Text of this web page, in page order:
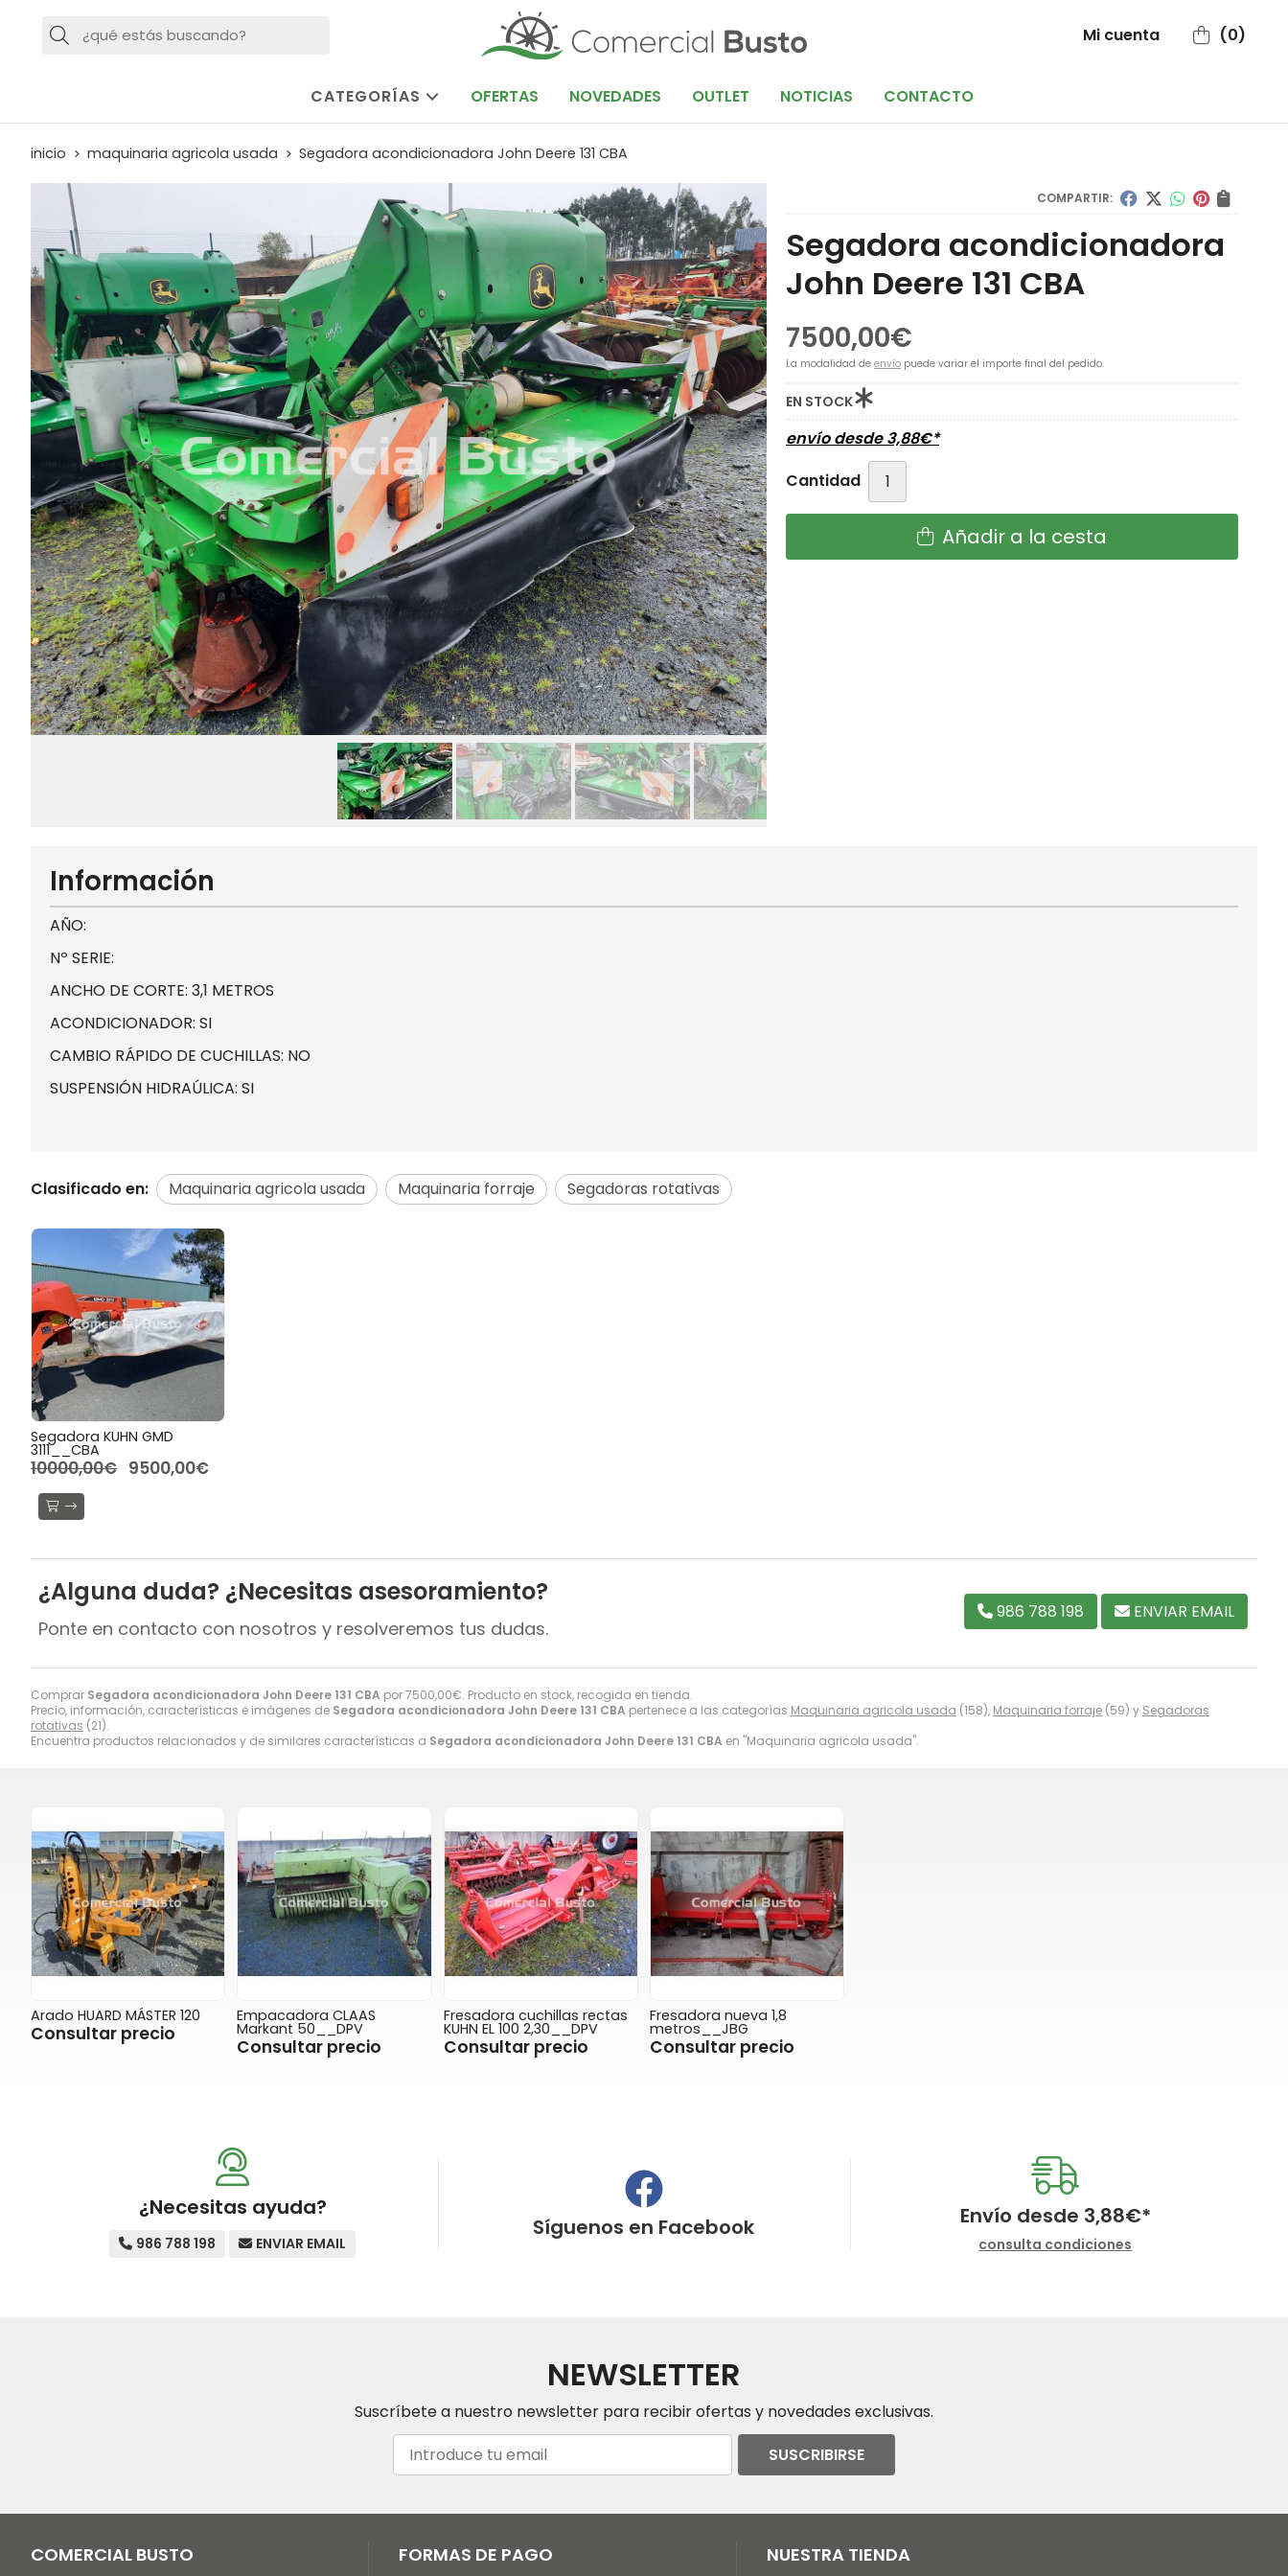
Buscar Mi cuenta 0
CATEGORÍAS OFERTAS NOVEDADES OUTLET NOTICIAS CONTACTO
inicio maquinaria agricola usada Segadora acondicionadora John Deere 131 CBA
COMPARTIR:
Segadora acondicionadora
John Deere 131 CBA
7500,00€
La modalidad de envío puede variar el importe final del pedido.
EN STOCK
envío desde3,88€*
Cantidad
Añadir a la cesta
Comprar Segadora acondicionadora John Deere 131 CBA por7500,00€. Producto en stock, recogida en tienda.
Precio, información, características e imágenes de Segadora acondicionadora John Deere 131 CBA pertenece a las categorías Maquinaria agricola usada (158), Maquinaria forraje (59) y Segadoras
rotativas (21).
Encuentra productos relacionados y de similares características a Segadora acondicionadora John Deere 131 CBA en "Maquinaria agricola usada".
Información
AÑO:
Nº SERIE:
ANCHO DE CORTE: 3,1 METROS
ACONDICIONADOR: SI
CAMBIO RÁPIDO DE CUCHILLAS: NO
SUSPENSIÓN HIDRAÚLICA: SI
Clasificado en: Maquinaria agricola usada Maquinaria forraje Segadoras rotativas
Segadora KUHN GMD
3111__CBA
10000,00€ 9500,00€
¿Alguna duda? ¿Necesitas asesoramiento?
Ponte en contacto con nosotros y resolveremos tus dudas.
986 788 198 ENVIAR EMAIL
Arado HUARD MÁSTER 120
Consultar precio
Empacadora CLAAS
Markant 50__DPV
Consultar precio
Fresadora cuchillas rectas
KUHN EL 100 2,30__DPV
Consultar precio
Fresadora nueva 1,8
metros__JBG
Consultar precio
¿Necesitas ayuda?
986 788 198 ENVIAR EMAIL
Síguenos en Facebook Envío desde 3,88€*
consulta condiciones
NEWSLETTER
Suscríbete a nuestro newsletter para recibir ofertas y novedades exclusivas.
SUSCRIBIRSE
COMERCIAL BUSTO FORMAS DE PAGO NUESTRA TIENDA